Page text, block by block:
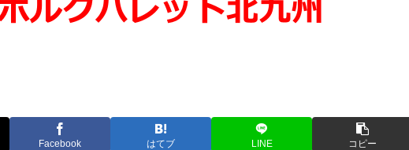
Facebook はてブ LINE コピー